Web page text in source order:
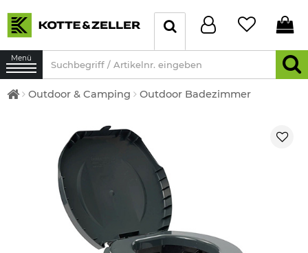
Menü
Outdoor & Camping Outdoor Badezimmer